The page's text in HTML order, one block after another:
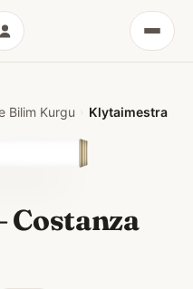
Menü
Bilim Kurgu Klytaimestra
Costanza